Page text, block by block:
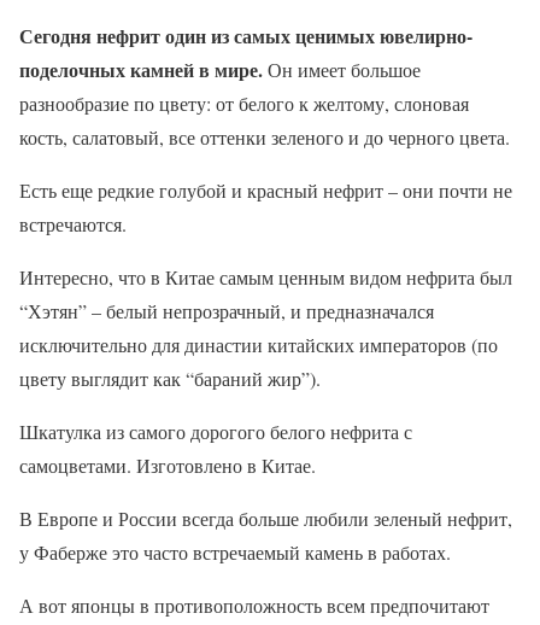
Сегодня нефрит один из самых ценимых ювелирно-
поделочных камней в мире.Он имеет большое
разнообразие по цвету: от белого к желтому, слоновая
кость, салатовый, все оттенки зеленого и до черного цвета.
Есть еще редкие голубой и красный нефрит – они почти не
встречаются.
Интересно, что в Китае самым ценным видом нефрита был
“Хэтян” – белый непрозрачный, и предназначался
исключительно для династии китайских императоров (по
цвету выглядит как “бараний жир”).
Шкатулка из самого дорогого белого нефрита с
самоцветами. Изготовлено в Китае.
В Европе и России всегда больше любили зеленый нефрит,
у Фаберже это часто встречаемый камень в работах.
А вот японцы в противоположность всем предпочитают